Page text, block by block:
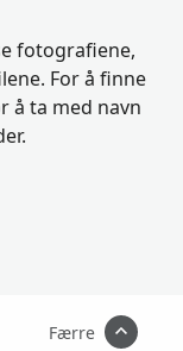
fotografiene,
For å finne
å ta med navn
Færre